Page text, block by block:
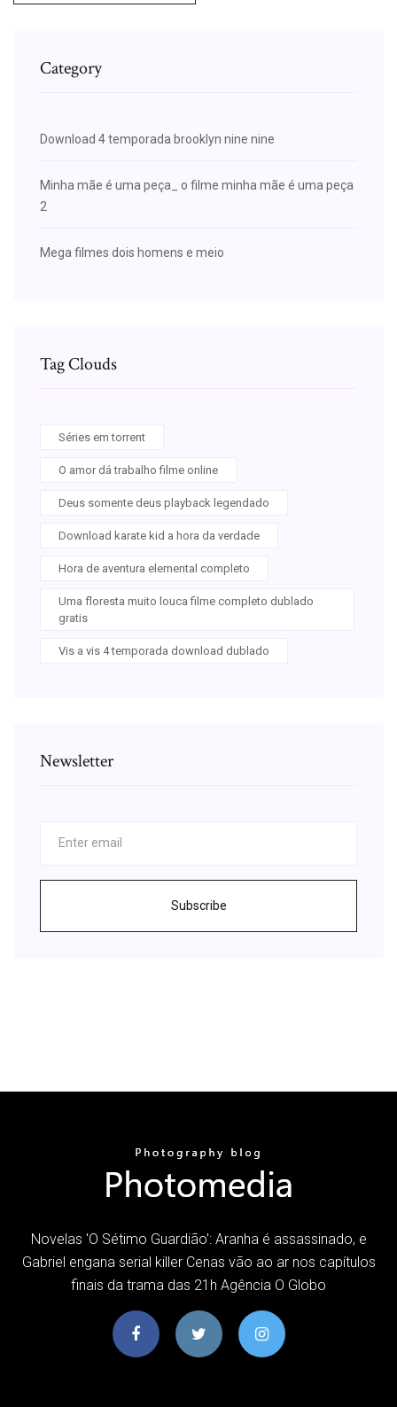
Category
Download 4 temporada brooklyn nine nine
Minha mãe é uma peça_ o filme minha mãe é uma peça
2
Mega filmes dois homens e meio
Tag Clouds
Séries em torrent
O amor dá trabalho filme online
Deus somente deus playback legendado
Download karate kid a hora da verdade
Hora de aventura elemental completo
Uma floresta muito louca filme completo dublado
gratis
Vis a vis 4 temporada download dublado
Newsletter
Subscribe
Novelas 'O Sétimo Guardião': Aranha é assassinado, e
Gabriel engana serial killer Cenas vão ao ar nos capítulos
finais da trama das 21h Agência O Globo